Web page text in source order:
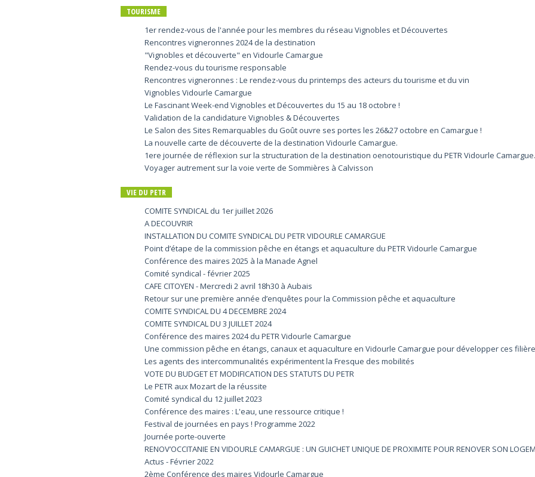
TOURISME
1er rendez-vous de l'année pour les membres du réseau Vignobles et Découvertes
Rencontres vigneronnes 2024 de la destination
"Vignobles et découverte" en Vidourle Camargue
Rendez-vous du tourisme responsable
Rencontres vigneronnes : Le rendez-vous du printemps des acteurs du tourisme et du vin
Vignobles Vidourle Camargue
Le Fascinant Week-end Vignobles et Découvertes du 15 au 18 octobre !
Validation de la candidature Vignobles & Découvertes
Le Salon des Sites Remarquables du Goût ouvre ses portes les 26&27 octobre en Camargue !
La nouvelle carte de découverte de la destination Vidourle Camargue.
1ere journée de réflexion sur la structuration de la destination oenotouristique du PETR Vidourle Camargue.
Voyager autrement sur la voie verte de Sommières à Calvisson
VIE DU PETR
COMITE SYNDICAL du 1er juillet 2026
A DECOUVRIR
INSTALLATION DU COMITE SYNDICAL DU PETR VIDOURLE CAMARGUE
Point d’étape de la commission pêche en étangs et aquaculture du PETR Vidourle Camargue
Conférence des maires 2025 à la Manade Agnel
Comité syndical - février 2025
CAFE CITOYEN - Mercredi 2 avril 18h30 à Aubais
Retour sur une première année d’enquêtes pour la Commission pêche et aquaculture
COMITE SYNDICAL DU 4 DECEMBRE 2024
COMITE SYNDICAL DU 3 JUILLET 2024
Conférence des maires 2024 du PETR Vidourle Camargue
Une commission pêche en étangs, canaux et aquaculture en Vidourle Camargue pour développer ces
Les agents des intercommunalités expérimentent la Fresque des mobilités
VOTE DU BUDGET ET MODIFICATION DES STATUTS DU PETR
Le PETR aux Mozart de la réussite
Comité syndical du 12 juillet 2023
Conférence des maires : L'eau, une ressource critique !
Festival de journées en pays ! Programme 2022
Journée porte-ouverte
RENOV’OCCITANIE EN VIDOURLE CAMARGUE : UN GUICHET UNIQUE DE PROXIMITE POUR RENOVER SON
Actus - Février 2022
2ème Conférence des maires Vidourle Camargue